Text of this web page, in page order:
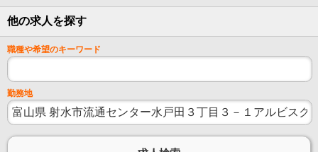
他の求人を探す
職種や希望のキーワード
勤務地